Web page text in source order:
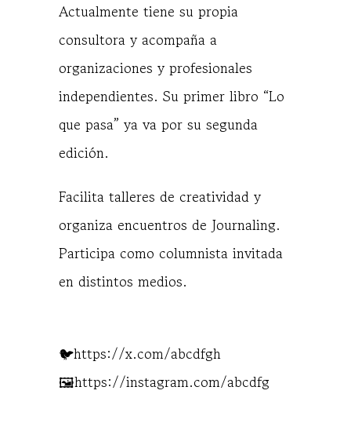
Actualmente tiene su propia
consultora y acompaña a
organizaciones y profesionales
independientes. Su primer libro “Lo
que pasa” ya va por su segunda
edición.
Facilita talleres de creatividad y
organiza encuentros de Journaling.
Participa como columnista invitada
en distintos medios.
🖼️https://instagram.com/abcdfg
🐦https://x.com/abcdfgh